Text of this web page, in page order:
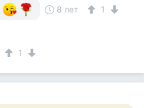
8 лет 1
1